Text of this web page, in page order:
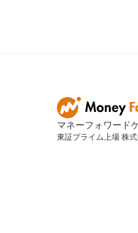
マネーフォワード
東証プライム上場 株